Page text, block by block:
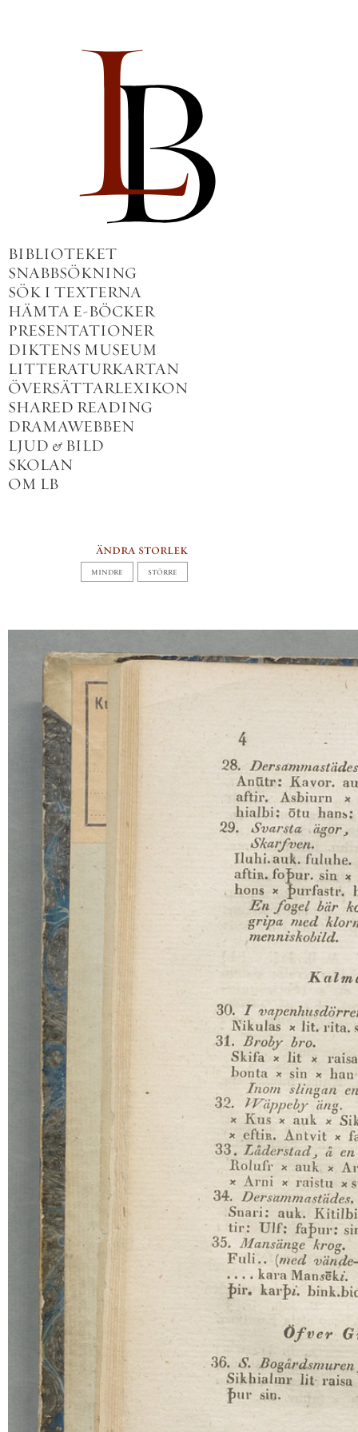
BIBLIOTEKET
SNABBSÖKNING
SÖK I TEXTERNA
HÄMTA E-BÖCKER
PRESENTATIONER
DIKTENS MUSEUM
LITTERATURKARTAN
ÖVERSÄTTARLEXIKON
SHARED READING
DRAMAWEBBEN
LJUD & BILD
SKOLAN
OM LB
ändra storlek
MINDRE STÖRRE